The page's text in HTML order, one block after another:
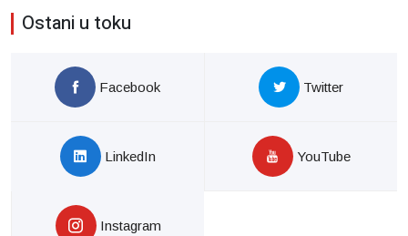
Ostani u toku
Facebook Twitter
LinkedIn YouTube
Instagram